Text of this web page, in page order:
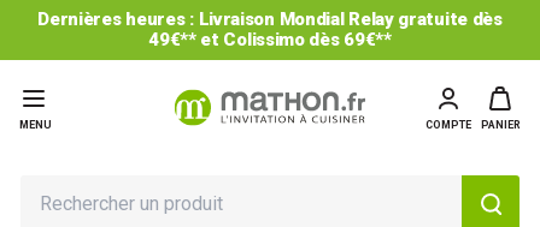
Dernières heures : Livraison Mondial Relay gratuite dès
49€** et Colissimo dès 69€**
MENU COMPTE PANIER